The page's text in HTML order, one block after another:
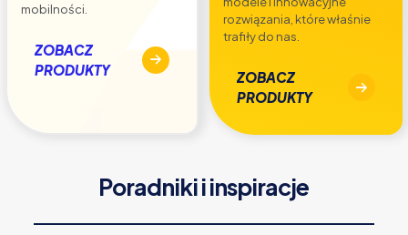
mobilności.
ZOBACZ
PRODUKTY
rozwiązania, które właśnie
trafiły do nas.
ZOBACZ
PRODUKTY
Poradniki i inspiracje